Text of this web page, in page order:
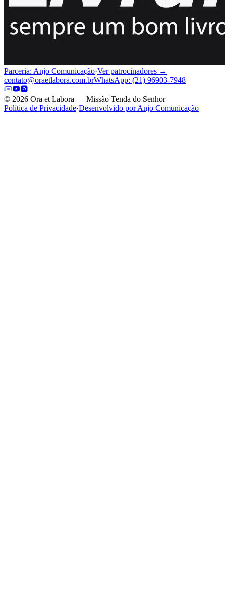
Parceria: Anjo Comunicação·Ver patrocinadores →
contato@oraetlabora.com.brWhatsApp: (21) 96903-7948
© 2026 Ora et Labora — Missão Tenda do Senhor
Política de Privacidade·Desenvolvido por Anjo Comunicação